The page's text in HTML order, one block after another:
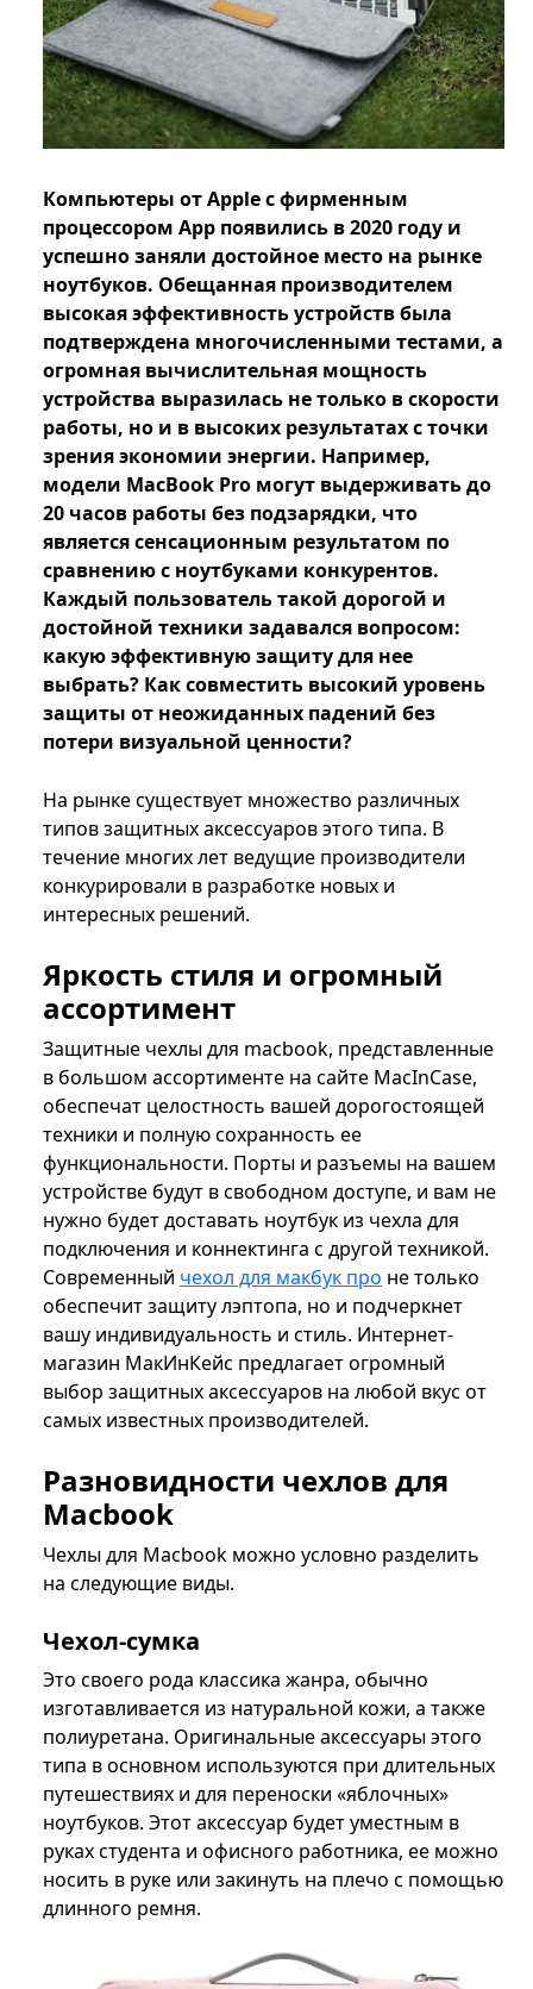
Компьютеры от Apple с фирменным
процессором App появились в 2020 году и
успешно заняли достойное место на рынке
ноутбуков. Обещанная производителем
высокая эффективность устройств была
подтверждена многочисленными тестами, а
огромная вычислительная мощность
устройства выразилась не только в скорости
работы, но и в высоких результатах с точки
зрения экономии энергии. Например,
модели MacBook Pro могут выдерживать до
20 часов работы без подзарядки, что
является сенсационным результатом по
сравнению с ноутбуками конкурентов.
Каждый пользователь такой дорогой и
достойной техники задавался вопросом:
какую эффективную защиту для нее
выбрать? Как совместить высокий уровень
защиты от неожиданных падений без
потери визуальной ценности?
На рынке существует множество различных
типов защитных аксессуаров этого типа. В
течение многих лет ведущие производители
конкурировали в разработке новых и
интересных решений.
Яркость стиля и огромный
ассортимент
Защитные чехлы для macbook, представленные
в большом ассортименте на сайте MacInCase,
обеспечат целостность вашей дорогостоящей
техники и полную сохранность ее
функциональности. Порты и разъемы на вашем
устройстве будут в свободном доступе, и вам не
нужно будет доставать ноутбук из чехла для
подключения и коннектинга с другой техникой.
Современный чехол для макбук про не только
обеспечит защиту лэптопа, но и подчеркнет
вашу индивидуальность и стиль. Интернет-
магазин МакИнКейс предлагает огромный
выбор защитных аксессуаров на любой вкус от
самых известных производителей.
Разновидности чехлов для
Macbook
Чехлы для Macbook можно условно разделить
на следующие виды.
Чехол-сумка
Это своего рода классика жанра, обычно
изготавливается из натуральной кожи, а также
полиуретана. Оригинальные аксессуары этого
типа в основном используются при длительных
путешествиях и для переноски «яблочных»
ноутбуков. Этот аксессуар будет уместным в
руках студента и офисного работника, ее можно
носить в руке или закинуть на плечо с помощью
длинного ремня.